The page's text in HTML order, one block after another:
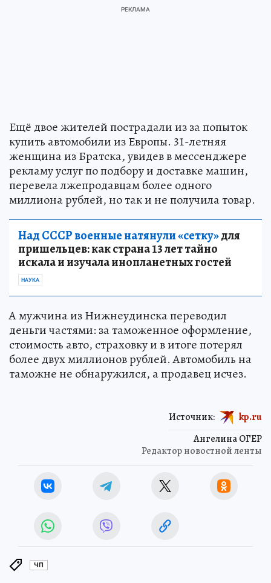
Ещё двое жителей пострадали из за попыток
купить автомобили из Европы. 31-летняя
женщина из Братска, увидев в мессенджере
рекламу услуг по подбору и доставке машин,
перевела лжепродавцам более одного
миллиона рублей, но так и не получила товар.
Над СССР военные натянули «сетку»для
пришельцев: как страна 13 лет тайно
искала и изучала инопланетных гостей
НАУКА
А мужчина из Нижнеудинска переводил
деньги частями: за таможенное оформление,
стоимость авто, страховку и в итоге потерял
более двух миллионов рублей. Автомобиль на
таможне не обнаружился, а продавец исчез.
Ангелина ОГЕР
Редактор новостной ленты
Источник: kp.ru
ЧП